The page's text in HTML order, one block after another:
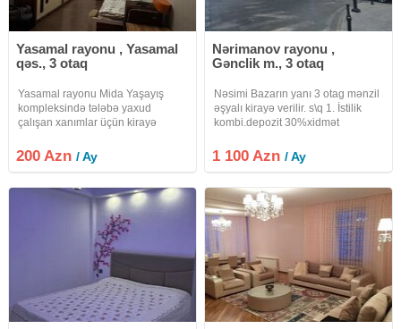
Yasamal rayonu , Yasamal
qəs., 3 otaq
Yasamal rayonu Mida Yaşayış
kompleksində tələbə yaxud
çalışan xanımlar üçün kirayə
sakitliyə riayət etməkdi.Bu
mütləqdi.Ödənişə kommullar-wifi,
daxildir.Binanın
200 Azn/ Ay
Nərimanov rayonu ,
Gənclik m., 3 otaq
Nəsimi Bazarın yanı 3 otag mənzil
əşyalı kirayə verilir. s\q 1. İstilik
kombi.depozit 30%xidmət
1 100 Azn/ Ay